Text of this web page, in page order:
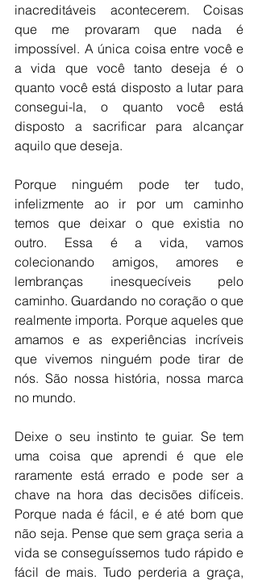
inacreditáveis acontecerem. Coisas
que me provaram que nada é
impossível. A única coisa entre você e
a vida que você tanto deseja é o
quanto você está disposto a lutar para
consegui-la, o quanto você está
disposto a sacrificar para alcançar
aquilo que deseja.
Porque ninguém pode ter tudo,
infelizmente ao ir por um caminho
temos que deixar o que existia no
outro. Essa é a vida, vamos
colecionando amigos, amores e
lembranças inesquecíveis pelo
caminho. Guardando no coração o que
realmente importa. Porque aqueles que
amamos e as experiências incríveis
que vivemos ninguém pode tirar de
nós. São nossa história, nossa marca
no mundo.
Deixe o seu instinto te guiar. Se tem
uma coisa que aprendi é que ele
raramente está errado e pode ser a
chave na hora das decisões difíceis.
Porque nada é fácil, e é até bom que
não seja. Pense que sem graça seria a
vida se conseguíssemos tudo rápido e
fácil de mais. Tudo perderia a graça,